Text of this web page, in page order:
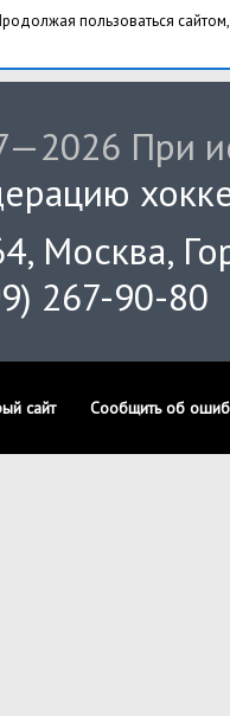
пользоваться
При
Москва,
267-90-80
сайт Сообщить об